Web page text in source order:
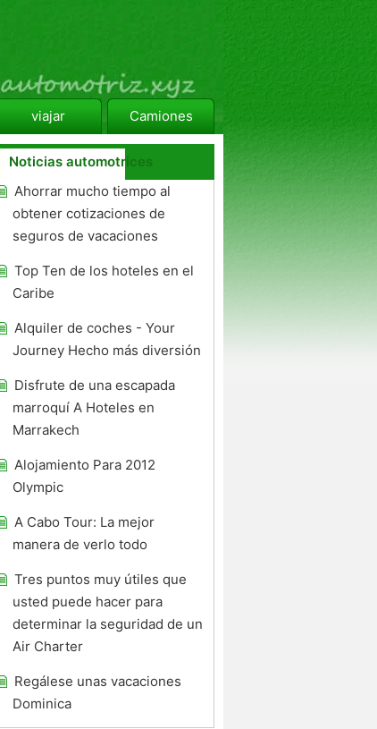
viajar Camiones
Noticias automotrices
Ahorrar mucho tiempo al
obtener cotizaciones de
seguros de vacaciones
Top Ten de los hoteles en el
Caribe
Alquiler de coches - Your
Journey Hecho más diversión
Disfrute de una escapada
marroquí A Hoteles en
Marrakech
Alojamiento Para 2012
Olympic
A Cabo Tour: La mejor
manera de verlo todo
Tres puntos muy útiles que
usted puede hacer para
determinar la seguridad de un
Air Charter
Regálese unas vacaciones
Dominica